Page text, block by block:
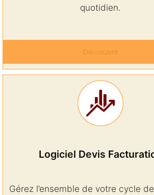
quotidien.
Découvrir
Logiciel Devis
Gérez l’ensemble de votre cycle